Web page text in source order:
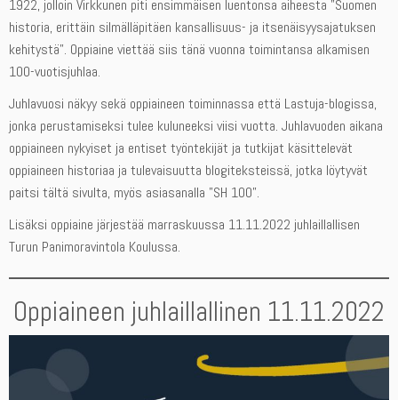
1922, jolloin Virkkunen piti ensimmäisen luentonsa aiheesta ”Suomen
historia, erittäin silmälläpitäen kansallisuus- ja itsenäisyysajatuksen
kehitystä”. Oppiaine viettää siis tänä vuonna toimintansa alkamisen
100-vuotisjuhlaa.
Juhlavuosi näkyy sekä oppiaineen toiminnassa että Lastuja-blogissa,
jonka perustamiseksi tulee kuluneeksi viisi vuotta. Juhlavuoden aikana
oppiaineen nykyiset ja entiset työntekijät ja tutkijat käsittelevät
oppiaineen historiaa ja tulevaisuutta blogiteksteissä, jotka löytyvät
paitsi tältä sivulta, myös asiasanalla ”SH 100”.
Lisäksi oppiaine järjestää marraskuussa 11.11.2022 juhlaillallisen
Turun Panimoravintola Koulussa.
Oppiaineen juhlaillallinen 11.11.2022